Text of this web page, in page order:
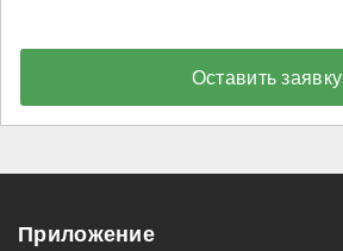
Оставить заявку
Приложение